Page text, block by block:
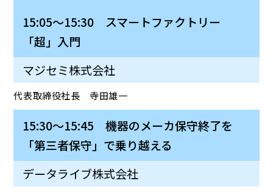
15:05～15:30 スマートファクトリー
「超」入門
マジセミ株式会社
代表取締役社長 寺田雄一
15:30～15:45 機器のメーカ保守終了を
「第三者保守」で乗り越える
データライブ株式会社